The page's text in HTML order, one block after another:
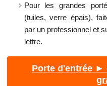
Pour les grandes
(tuiles, verre épais),
par un professionnel et
lettre.
Porte d'entrée ►